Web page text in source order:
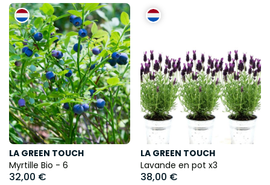
LA GREEN TOUCH
Myrtille Bio - 6
32,00 €
LA GREEN TOUCH
Lavande en pot x3
38,00 €